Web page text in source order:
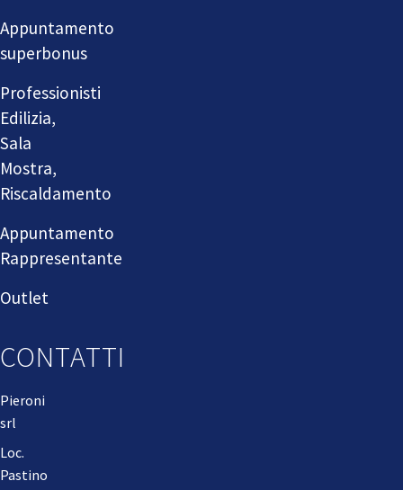
Appuntamento
superbonus
Professionisti
Edilizia,
Sala
Mostra,
Riscaldamento
Appuntamento
Rappresentante
Outlet
CONTATTI
Pieroni
srl
Loc.
Pastino